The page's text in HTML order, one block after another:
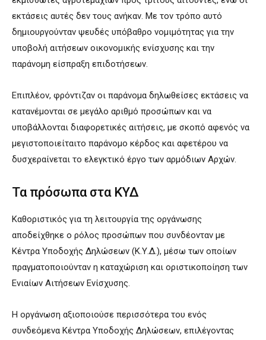
εκτάσεις αυτές δεν τους ανήκαν. Με τον τρόπο αυτό
δημιουργούνταν ψευδές υπόβαθρο νομιμότητας για την
υποβολή αιτήσεων οικονομικής ενίσχυσης και την
παράνομη είσπραξη επιδοτήσεων.
Επιπλέον, φρόντιζαν οι παράνομα δηλωθείσες εκτάσεις να
κατανέμονται σε μεγάλο αριθμό προσώπων και να
υποβάλλονται διαφορετικές αιτήσεις, με σκοπό αφενός να
μεγιστοποιείταιτο παράνομο κέρδος και αφετέρου να
δυσχεραίνεται το ελεγκτικό έργο των αρμόδιων Αρχών.
Τα πρόσωπα στα ΚΥΔ
Καθοριστικός για τη λειτουργία της οργάνωσης
αποδείχθηκε ο ρόλος προσώπων που συνδέονταν με
Κέντρα Υποδοχής Δηλώσεων (Κ.Υ.Δ.), μέσω των οποίων
πραγματοποιούνταν η καταχώριση και οριστικοποίηση των
Ενιαίων Αιτήσεων Ενίσχυσης.
Η οργάνωση αξιοποιούσε περισσότερα του ενός
συνδεόμενα Κέντρα Υποδοχής Δηλώσεων, επιλέγοντας